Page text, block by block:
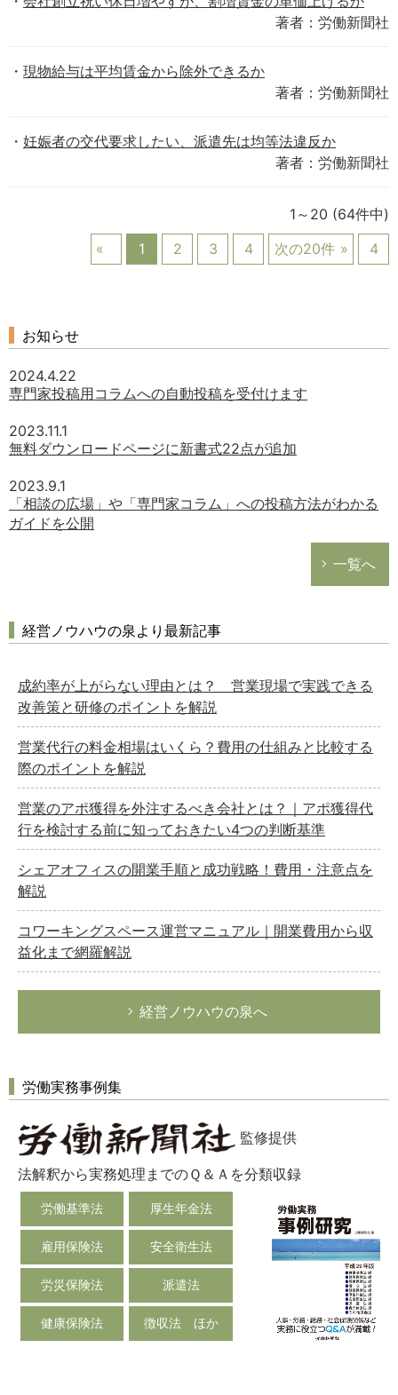
著者：労働新聞社
現物給与は平均賃金から除外できるか
著者：労働新聞社
妊娠者の交代要求したい、派遣先は均等法違反か
著者：労働新聞社
1～20 (64件中)
1
2 3 4 次の20件 4
お知らせ
2024.4.22
専門家投稿用コラムへの自動投稿を受付けます
2023.11.1
無料ダウンロードページに新書式22点が追加
2023.9.1
「相談の広場」や「専門家コラム」への投稿方法がわかる
ガイドを公開
一覧へ
経営ノウハウの泉より最新記事
成約率が上がらない理由とは？ 営業現場で実践できる
改善策と研修のポイントを解説
営業代行の料金相場はいくら？費用の仕組みと比較する
際のポイントを解説
営業のアポ獲得を外注するべき会社とは？｜アポ獲得代
行を検討する前に知っておきたい4つの判断基準
シェアオフィスの開業手順と成功戦略！費用・注意点を
解説
コワーキングスペース運営マニュアル｜開業費用から収
益化まで網羅解説
経営ノウハウの泉へ
労働実務事例集
監修提供
法解釈から実務処理までのＱ＆Ａを分類収録
労働基準法 厚生年金法
雇用保険法 安全衛生法
労災保険法 派遣法
健康保険法 徴収法 ほか